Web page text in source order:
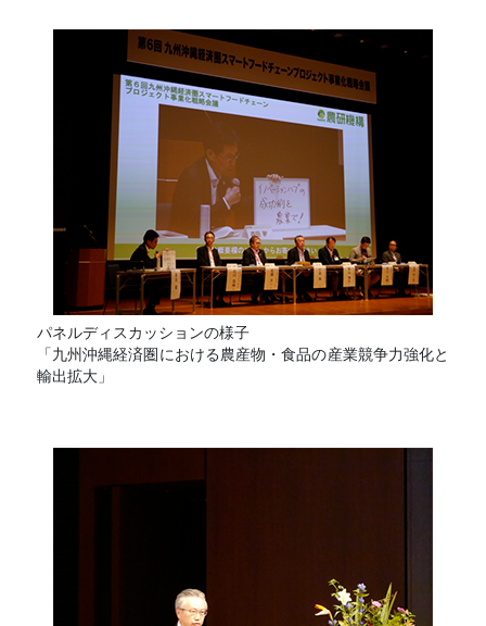
パネルディスカッションの様子
「九州沖縄経済圏における農産物・食品の産業競争力強化と
輸出拡大」